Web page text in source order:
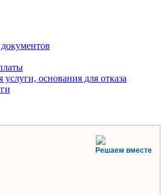
основания для отказа
Решаем вместе